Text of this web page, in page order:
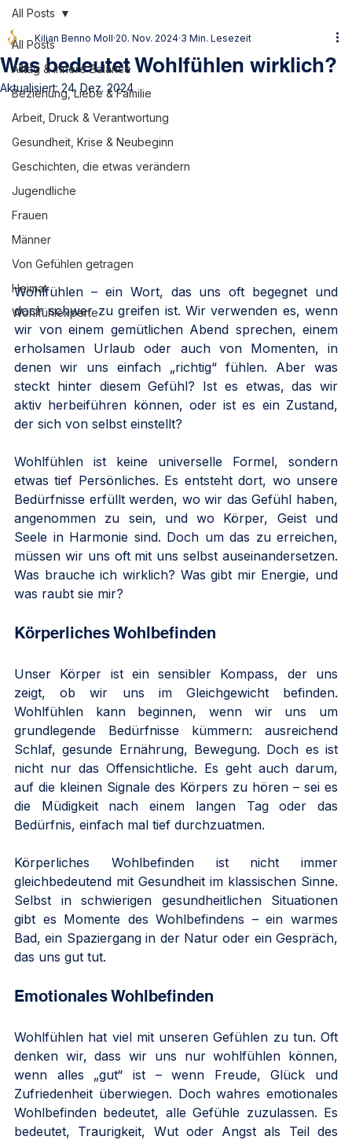
All Posts
Alltag & innere Balance
Beziehung, Liebe & Familie
Arbeit, Druck & Verantwortung
Gesundheit, Krise & Neubeginn
Geschichten, die etwas verändern
Jugendliche
Frauen
Männer
Von Gefühlen getragen
Heimat
Wohlfühlexperte
All Posts
Was bedeutet Wohlfühlen wirklich?
Kilian Benno Moll 20. Nov. 2024 3 Min. Lesezeit
Aktualisiert: 24. Dez. 2024
Wohlfühlen – ein Wort, das uns oft begegnet und
doch schwer zu greifen ist. Wir verwenden es, wenn
wir von einem gemütlichen Abend sprechen, einem
erholsamen Urlaub oder auch von Momenten, in
denen wir uns einfach „richtig“ fühlen. Aber was
steckt hinter diesem Gefühl? Ist es etwas, das wir
aktiv herbeiführen können, oder ist es ein Zustand,
der sich von selbst einstellt?
Wohlfühlen ist keine universelle Formel, sondern
etwas tief Persönliches. Es entsteht dort, wo unsere
Bedürfnisse erfüllt werden, wo wir das Gefühl haben,
angenommen zu sein, und wo Körper, Geist und
Seele in Harmonie sind. Doch um das zu erreichen,
müssen wir uns oft mit uns selbst auseinandersetzen.
Was brauche ich wirklich? Was gibt mir Energie, und
was raubt sie mir?
Körperliches Wohlbefinden
Unser Körper ist ein sensibler Kompass, der uns
zeigt, ob wir uns im Gleichgewicht befinden.
Wohlfühlen kann beginnen, wenn wir uns um
grundlegende Bedürfnisse kümmern: ausreichend
Schlaf, gesunde Ernährung, Bewegung. Doch es ist
nicht nur das Offensichtliche. Es geht auch darum,
auf die kleinen Signale des Körpers zu hören – sei es
die Müdigkeit nach einem langen Tag oder das
Bedürfnis, einfach mal tief durchzuatmen.
Körperliches Wohlbefinden ist nicht immer
gleichbedeutend mit Gesundheit im klassischen Sinne.
Selbst in schwierigen gesundheitlichen Situationen
gibt es Momente des Wohlbefindens – ein warmes
Bad, ein Spaziergang in der Natur oder ein Gespräch,
das uns gut tut.
Emotionales Wohlbefinden
Wohlfühlen hat viel mit unseren Gefühlen zu tun. Oft
denken wir, dass wir uns nur wohlfühlen können,
wenn alles „gut“ ist – wenn Freude, Glück und
Zufriedenheit überwiegen. Doch wahres emotionales
Wohlbefinden bedeutet, alle Gefühle zuzulassen. Es
bedeutet, Traurigkeit, Wut oder Angst als Teil des